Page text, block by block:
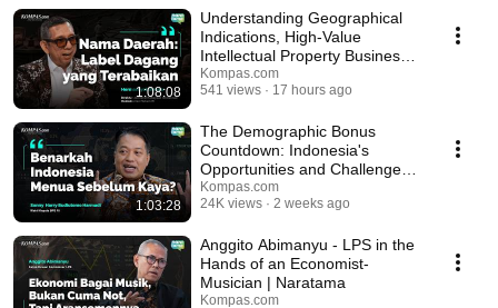
1:08:08
Understanding Geographical
Indications, High-Value
Intellectual Property Business
Potential | Nar...
Kompas.com
541 views
17 hours ago
1:03:28
The Demographic Bonus
Countdown: Indonesia's
Opportunities and Challenges |
Naratama
Kompas.com
24K views
2 weeks ago
Anggito Abimanyu - LPS in the
Hands of an Economist-
Musician | Naratama
Kompas.com